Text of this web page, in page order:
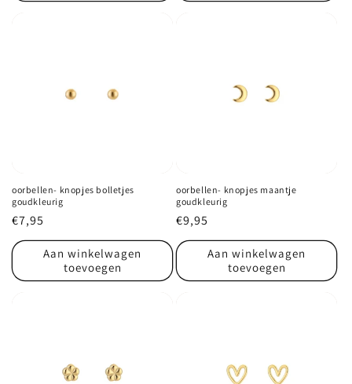
oorbellen- knopjes bolletjes
goudkleurig
Normale
prijs
€7,95
Aan winkelwagen
toevoegen
oorbellen- knopjes maantje
goudkleurig
Normale
prijs
€9,95
Aan winkelwagen
toevoegen